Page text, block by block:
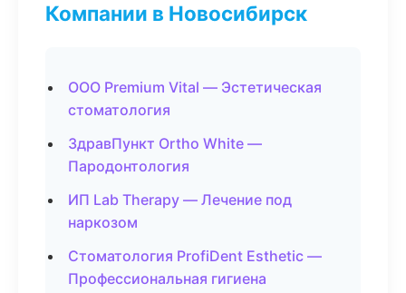
Компании в Новосибирск
ООО Premium Vital — Эстетическая
стоматология
ЗдравПункт Ortho White —
Пародонтология
ИП Lab Therapy — Лечение под
наркозом
Стоматология ProfiDent Esthetic —
Профессиональная гигиена